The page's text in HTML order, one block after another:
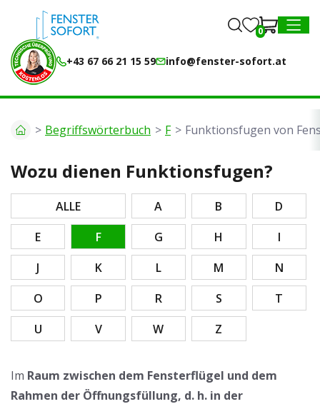
MENU
+43 67 66 21 15 59 info@fenster-sofort.at
0
Begriffswörterbuch F Funktionsfugen von
Wozu dienen Funktionsfugen?
ALLE A B
D
E
F G H
I
J
K L M
N
O
P R S
T
U
V W Z
Im Raum zwischen dem Fensterflügel und dem
Rahmen der Öffnungsfüllung, d. h. in der